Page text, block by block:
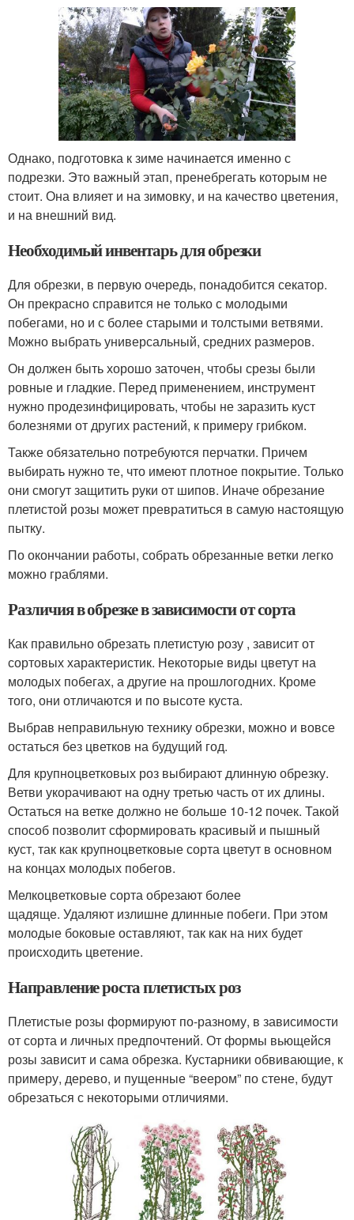
Однако, подготовка к зиме начинается именно с
подрезки. Это важный этап, пренебрегать которым не
стоит. Она влияет и на зимовку, и на качество цветения,
и на внешний вид.
Необходимый инвентарь для обрезки
Для обрезки, в первую очередь, понадобится секатор.
Он прекрасно справится не только с молодыми
побегами, но и с более старыми и толстыми ветвями.
Можно выбрать универсальный, средних размеров.
Он должен быть хорошо заточен, чтобы срезы были
ровные и гладкие. Перед применением, инструмент
нужно продезинфицировать, чтобы не заразить куст
болезнями от других растений, к примеру грибком.
Также обязательно потребуются перчатки. Причем
выбирать нужно те, что имеют плотное покрытие. Только
они смогут защитить руки от шипов. Иначе обрезание
плетистой розы может превратиться в самую настоящую
пытку.
По окончании работы, собрать обрезанные ветки легко
можно граблями.
Различия в обрезке в зависимости от сорта
Как правильно обрезать плетистую розу , зависит от
сортовых характеристик. Некоторые виды цветут на
молодых побегах, а другие на прошлогодних. Кроме
того, они отличаются и по высоте куста.
Выбрав неправильную технику обрезки, можно и вовсе
остаться без цветков на будущий год.
Для крупноцветковых роз выбирают длинную обрезку.
Ветви укорачивают на одну третью часть от их длины.
Остаться на ветке должно не больше 10-12 почек. Такой
способ позволит сформировать красивый и пышный
куст, так как крупноцветковые сорта цветут в основном
на концах молодых побегов.
Мелкоцветковые сорта обрезают более
щадяще. Удаляют излишне длинные побеги. При этом
молодые боковые оставляют, так как на них будет
происходить цветение.
Направление роста плетистых роз
Плетистые розы формируют по-разному, в зависимости
от сорта и личных предпочтений. От формы вьющейся
розы зависит и сама обрезка. Кустарники обвивающие, к
примеру, дерево, и пущенные “веером” по стене, будут
обрезаться с некоторыми отличиями.